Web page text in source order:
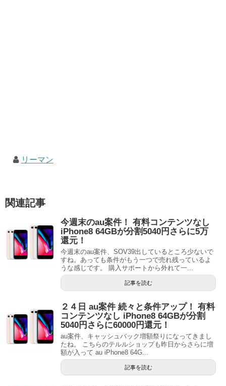
リーマン
関連記事
今週末のau案件！ 有料コンテンツなし
iPhone8 64GBが分割5040円さらに5万
還元！
今週末のau案件、SOV39出しているところ少ないで
すね。あっても条件がもう一つで売れ残っているよ
うな感じです。 購入サポートから外れて一...
記事を読む
２４日 au案件 続々と条件アップ！ 有料
コンテンツなし iPhone8 64GBが分割
5040円さらに60000円還元！
au案件、キャッシュバック増額祭りになってきまし
たね。 こちらのテルルショップも昨日からさらに増
額が入って au iPhone8 64G...
記事を読む